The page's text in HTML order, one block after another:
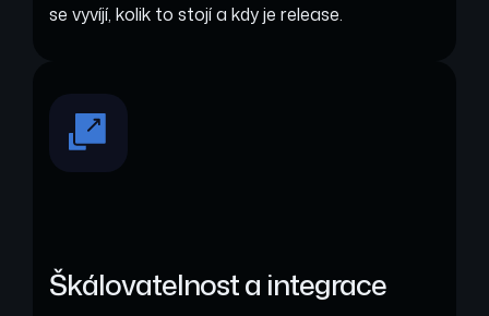
se vyvíjí, kolik to stojí a kdy je release.
Škálovatelnost a integrace